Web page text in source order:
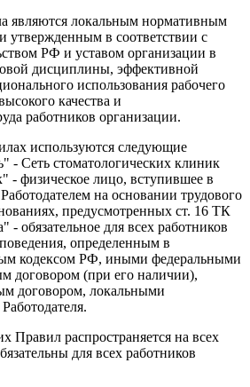
являются локальным нормативным
утвержденным в соответствии с
РФ и уставом организации в
дисциплины, эффективной
использования рабочего
качества и
работников организации.
используются следующие
- Сеть стоматологических клиник
- физическое лицо, вступившее в
на основании трудового
предусмотренных ст. 16 ТК
обязательное для всех работников
определенным в
кодексом РФ, иными федеральными
договором (при его наличии),
договором, локальными
Правил распространяется на всех
для всех работников